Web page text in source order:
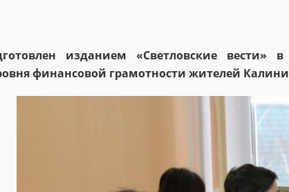
изданием «Светловские
финансовой грамотности жителей